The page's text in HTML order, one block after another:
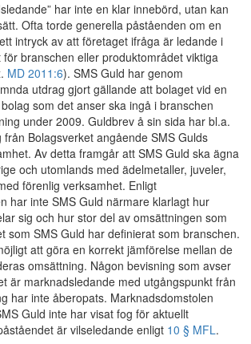
har inte en klar innebörd, utan kan
Ofta torde generella påståenden om en
intryck av att företaget ifråga är ledande i
branschen eller produktområdet viktiga
MD 2011:6). SMS Guld har genom
utdrag gjort gällande att bolaget vid en
som det anser ska ingå i branschen
under 2009. Guldbrev å sin sida har bl.a.
Bolagsverket angående SMS Gulds
Av detta framgår att SMS Guld ska ägna
och utomlands med ädelmetaller, juveler,
förenlig verksamhet. Enligt
har inte SMS Guld närmare klarlagt hur
sig och hur stor del av omsättningen som
som SMS Guld har definierat som branschen.
att göra en korrekt jämförelse mellan de
omsättning. Någon bevisning som avser
är marknadsledande med utgångspunkt från
har inte åberopats. Marknadsdomstolen
Guld inte har visat fog för aktuellt
är vilseledande enligt 10 § MFL.